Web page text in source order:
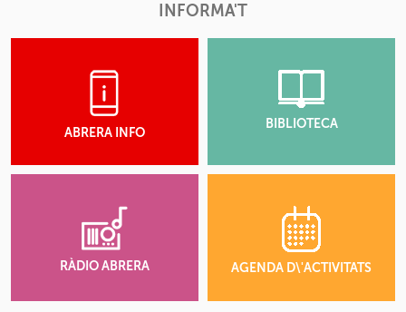
INFORMA'T
ABRERA INFO
BIBLIOTECA
RÀDIO ABRERA AGENDA D\'ACTIVITATS